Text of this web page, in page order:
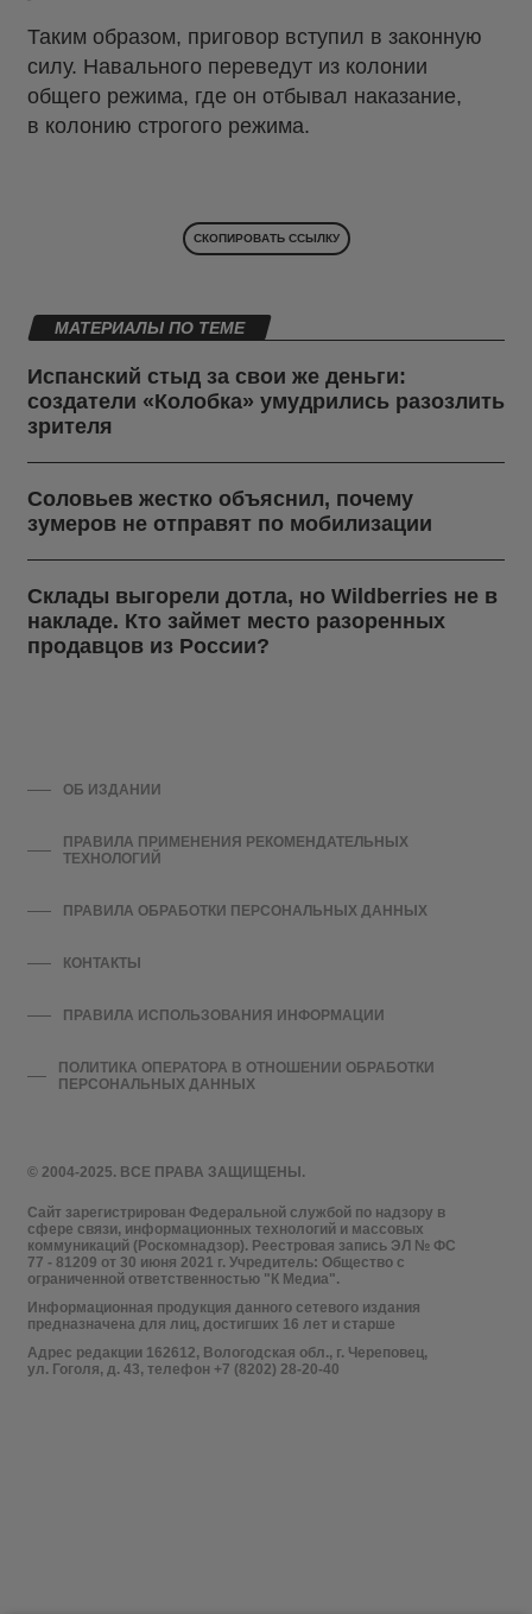
Таким образом, приговор вступил в законную
силу. Навального переведут из колонии
общего режима, где он отбывал наказание,
в колонию строгого режима.
СКОПИРОВАТЬ ССЫЛКУ
МАТЕРИАЛЫ ПО ТЕМЕ
Испанский стыд за свои же деньги:
создатели «Колобка» умудрились разозлить
зрителя
Соловьев жестко объяснил, почему
зумеров не отправят по мобилизации
Склады выгорели дотла, но Wildberries не в
накладе. Кто займет место разоренных
продавцов из России?
© 2004-2025. ВСЕ ПРАВА ЗАЩИЩЕНЫ.
Сайт зарегистрирован Федеральной службой по надзору в
сфере связи, информационных технологий и массовых
коммуникаций (Роскомнадзор). Реестровая запись ЭЛ № ФС
77 - 81209 от 30 июня 2021 г. Учредитель: Общество с
ограниченной ответственностью "К Медиа".
Информационная продукция данного сетевого издания
предназначена для лиц, достигших 16 лет и старше
Адрес редакции 162612, Вологодская обл., г. Череповец,
ул. Гоголя, д. 43, телефон +7 (8202) 28-20-40
ОБ ИЗДАНИИ
ПРАВИЛА ПРИМЕНЕНИЯ РЕКОМЕНДАТЕЛЬНЫХ
ТЕХНОЛОГИЙ
ПРАВИЛА ОБРАБОТКИ ПЕРСОНАЛЬНЫХ ДАННЫХ
КОНТАКТЫ
ПРАВИЛА ИСПОЛЬЗОВАНИЯ ИНФОРМАЦИИ
ПОЛИТИКА ОПЕРАТОРА В ОТНОШЕНИИ ОБРАБОТКИ
ПЕРСОНАЛЬНЫХ ДАННЫХ